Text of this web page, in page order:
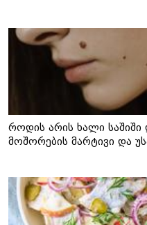
როდის არის ხალი
მოშორების მარტივი და